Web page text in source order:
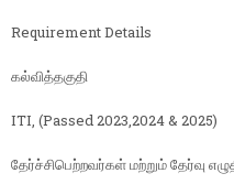
Requirement Details
கல்வித்தகுதி
ITI, (Passed 2023,2024 & 2025)
தேர்ச்சிபெற்றவர்கள் மற்றும் தேர்வு